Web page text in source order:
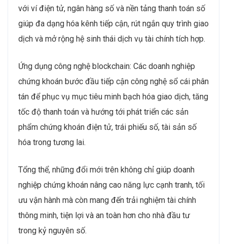
với ví điện tử, ngân hàng số và nền tảng thanh toán số
giúp đa dạng hóa kênh tiếp cận, rút ngắn quy trình giao
dịch và mở rộng hệ sinh thái dịch vụ tài chính tích hợp.
Ứng dụng công nghệ blockchain: Các doanh nghiệp
chứng khoán bước đầu tiếp cận công nghệ sổ cái phân
tán để phục vụ mục tiêu minh bạch hóa giao dịch, tăng
tốc độ thanh toán và hướng tới phát triển các sản
phẩm chứng khoán điện tử, trái phiếu số, tài sản số
hóa trong tương lai.
Tổng thể, những đổi mới trên không chỉ giúp doanh
nghiệp chứng khoán nâng cao năng lực cạnh tranh, tối
ưu vận hành mà còn mang đến trải nghiệm tài chính
thông minh, tiện lợi và an toàn hơn cho nhà đầu tư
trong kỷ nguyên số.